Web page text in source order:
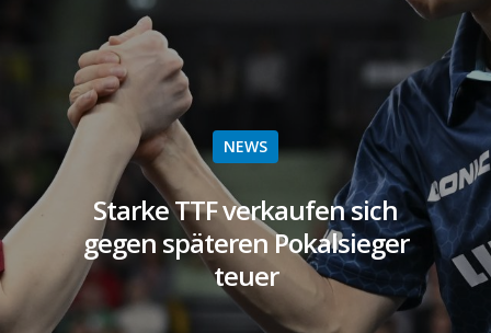
NEWS
Starke TTF verkaufen sich
gegen späteren Pokalsieger
teuer